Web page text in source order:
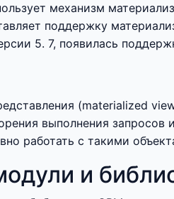
механизм
поддержку
5. 7, появилась
(materialized
выполнения
работать с такими
и